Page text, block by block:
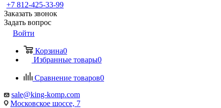
+7 812-425-33-99
Заказать звонок
Задать вопрос
Войти
Корзина0
Избранные товары0
Сравнение товаров0
sale@king-komp.com
Московское шоссе, 7